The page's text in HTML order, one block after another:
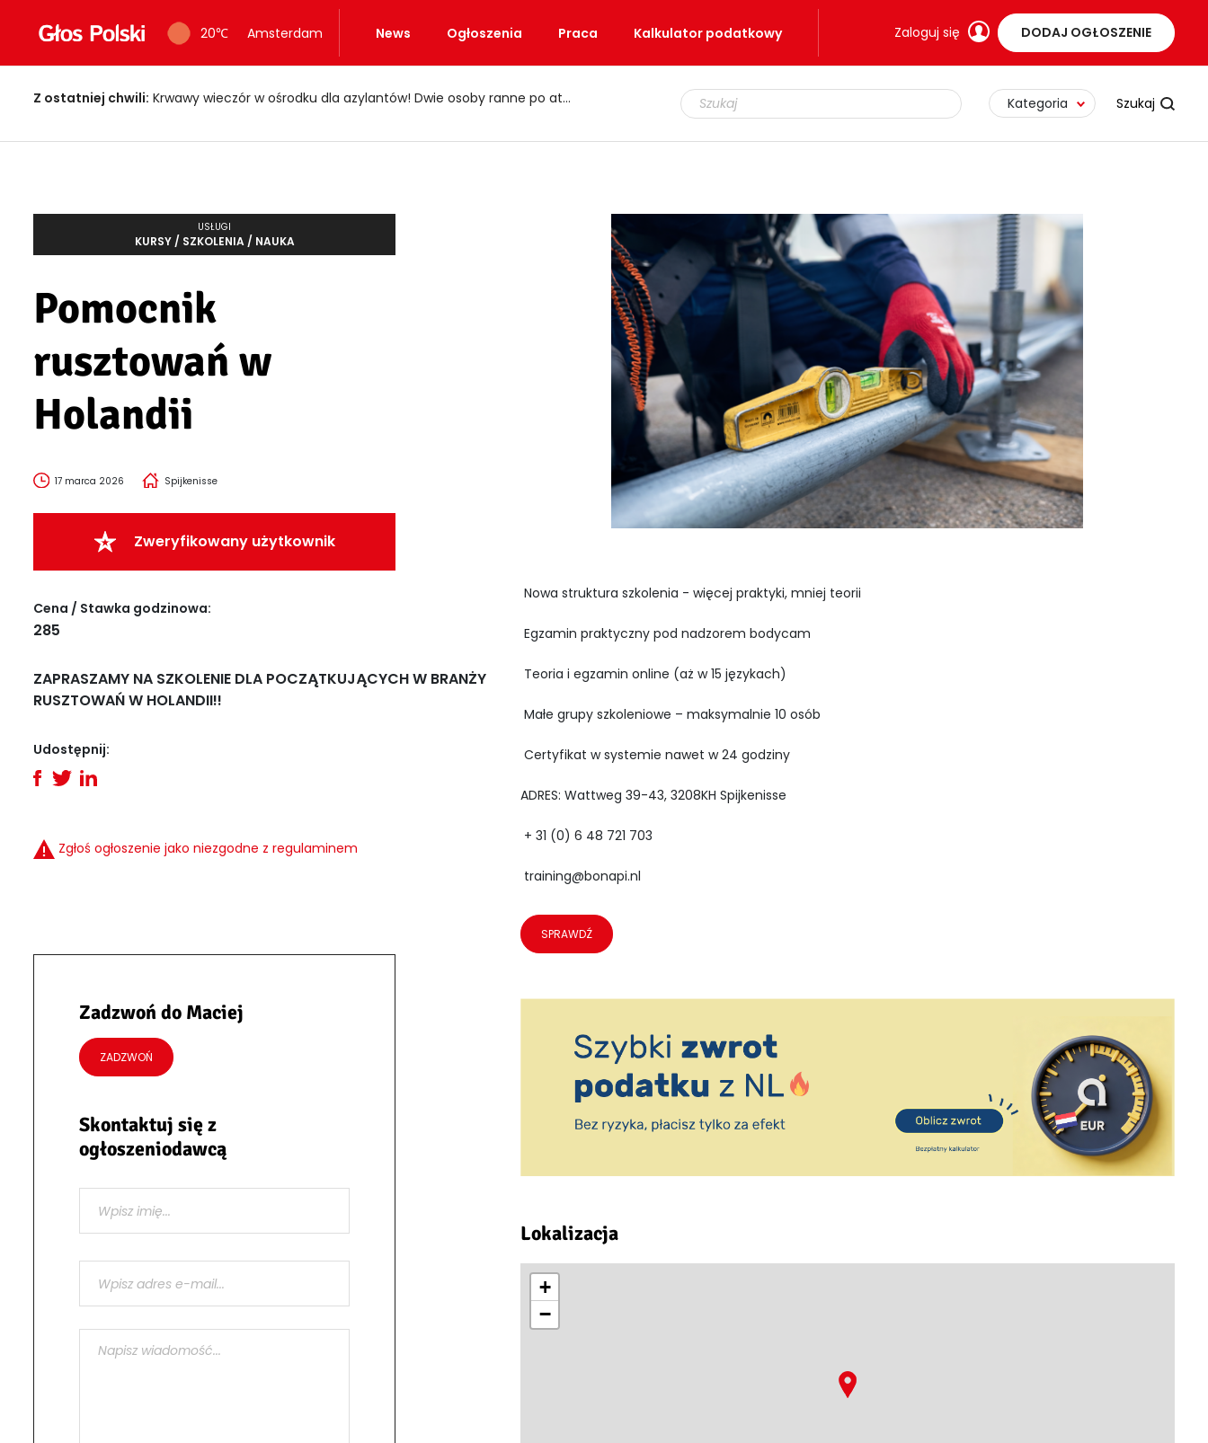
20℃ Amsterdam News Ogłoszenia Praca Kalkulator podatkowy Zaloguj się DODAJ OGŁOSZENIE
Z ostatniej chwili: Krwawy wieczór w ośrodku dla azylantów! Dwie osoby ranne po ataku nożem Kategoria
USŁUGI
KURSY / SZKOLENIA / NAUKA
Pomocnik
rusztowań w
Holandii
17 marca 2026 Spijkenisse
Zweryfikowany użytkownik
Cena / Stawka godzinowa:
285
ZAPRASZAMY NA SZKOLENIE DLA POCZĄTKUJĄCYCH W BRANŻY
RUSZTOWAŃ W HOLANDII!!
Udostępnij:
Zgłoś ogłoszenie jako niezgodne z regulaminem
Zadzwoń do Maciej
ZADZWOŃ
Skontaktuj się z
ogłoszeniodawcą
Nowa struktura szkolenia - więcej praktyki, mniej teorii
Egzamin praktyczny pod nadzorem bodycam
Teoria i egzamin online (aż w 15 językach)
Małe grupy szkoleniowe – maksymalnie 10 osób
Certyfikat w systemie nawet w 24 godziny
ADRES: Wattweg 39-43, 3208KH Spijkenisse
+ 31 (0) 6 48 721 703
training@bonapi.nl
SPRAWDŹ
Lokalizacja
+
−